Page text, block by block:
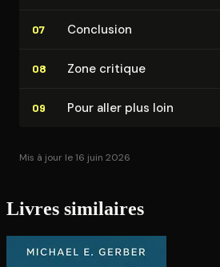
07 Conclusion
08 Zone critique
09 Pour aller plus loin
Mis à jour le 16 juin 2026
Livres similaires